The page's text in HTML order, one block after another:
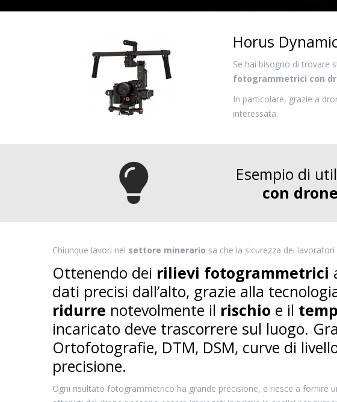
Horus
Se hai bisogno di trovare
fotogrammetrici con
In particolare, grazie a
interessata.
Esempio di
con
Chiunque lavori nel settore minerario sa che la sicurezza dei
Ottenendo dei rilievi fotogrammetrici
dati precisi dall’alto, grazie alla
ridurre notevolmente il rischio e il
incaricato deve trascorrere sul luogo.
Ortofotografie, DTM, DSM, curve di
precisione.
Ogni risultato fotogrammetrico ha grande precisione, e riesce a fornire